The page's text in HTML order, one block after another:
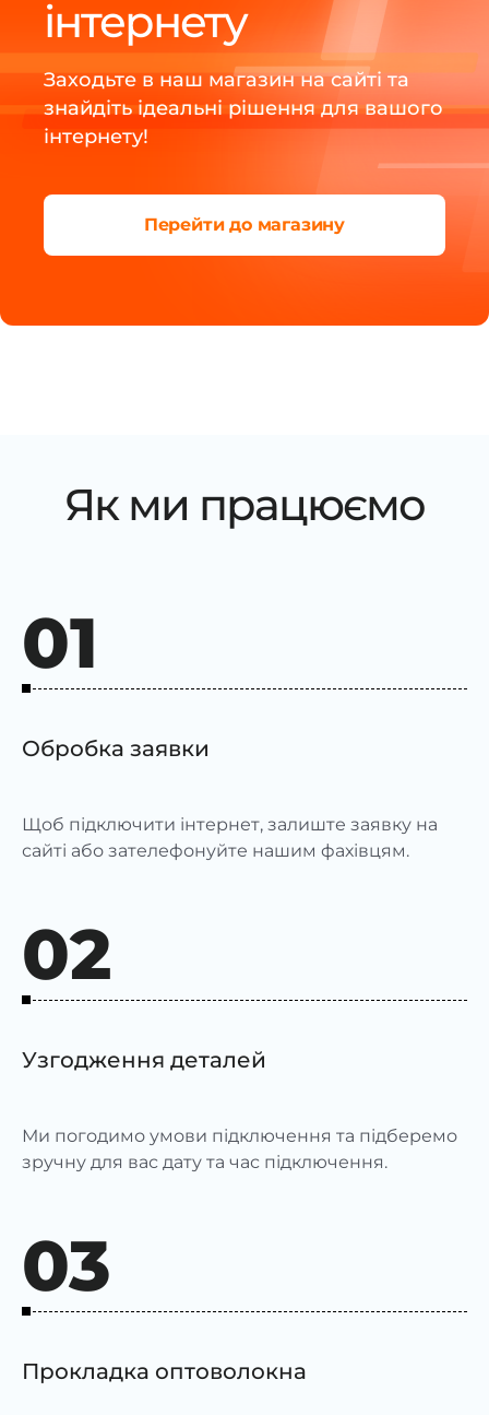
інтернету
Заходьте в наш магазин на сайті та
знайдіть ідеальні рішення для вашого
інтернету!
Перейти до магазину
Як ми працюємо
01
Обробка заявки
Щоб підключити інтернет, залиште заявку на
сайті або зателефонуйте нашим фахівцям.
02
Узгодження деталей
Ми погодимо умови підключення та підберемо
зручну для вас дату та час підключення.
03
Прокладка оптоволокна